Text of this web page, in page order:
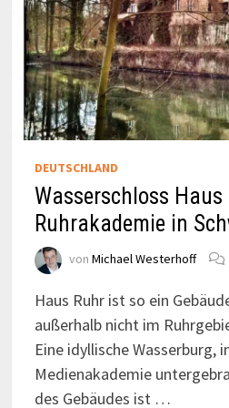
DEUTSCHLAND
Wasserschloss
Ruhrakademie in
von Michael Westerhoff
Haus Ruhr ist so ein
außerhalb nicht im
Eine idyllische Wasserburg,
Medienakademie
des Gebäudes ist …